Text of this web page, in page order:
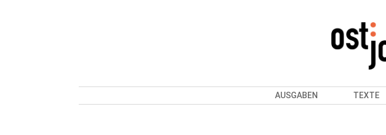
AUSGABEN TEXTE